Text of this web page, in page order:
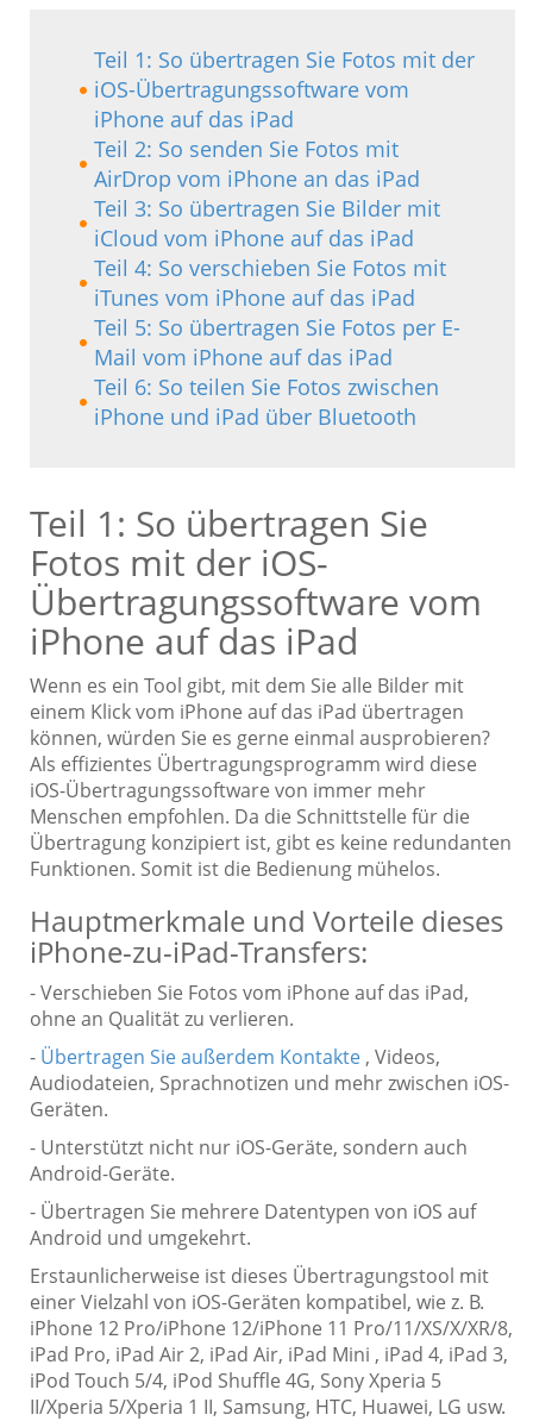
Teil 1: So übertragen Sie Fotos mit der
iOS-Übertragungssoftware vom
iPhone auf das iPad
Teil 2: So senden Sie Fotos mit
AirDrop vom iPhone an das iPad
Teil 3: So übertragen Sie Bilder mit
iCloud vom iPhone auf das iPad
Teil 4: So verschieben Sie Fotos mit
iTunes vom iPhone auf das iPad
Teil 5: So übertragen Sie Fotos per E-
Mail vom iPhone auf das iPad
Teil 6: So teilen Sie Fotos zwischen
iPhone und iPad über Bluetooth
Teil 1: So übertragen Sie
Fotos mit der iOS-
Übertragungssoftware vom
iPhone auf das iPad
Wenn es ein Tool gibt, mit dem Sie alle Bilder mit
einem Klick vom iPhone auf das iPad übertragen
können, würden Sie es gerne einmal ausprobieren?
Als effizientes Übertragungsprogramm wird diese
iOS-Übertragungssoftware von immer mehr
Menschen empfohlen. Da die Schnittstelle für die
Übertragung konzipiert ist, gibt es keine redundanten
Funktionen. Somit ist die Bedienung mühelos.
Hauptmerkmale und Vorteile dieses
iPhone-zu-iPad-Transfers:
- Verschieben Sie Fotos vom iPhone auf das iPad,
ohne an Qualität zu verlieren.
- Übertragen Sie außerdem Kontakte , Videos,
Audiodateien, Sprachnotizen und mehr zwischen iOS-
Geräten.
- Unterstützt nicht nur iOS-Geräte, sondern auch
Android-Geräte.
- Übertragen Sie mehrere Datentypen von iOS auf
Android und umgekehrt.
Erstaunlicherweise ist dieses Übertragungstool mit
einer Vielzahl von iOS-Geräten kompatibel, wie z. B.
iPhone 12 Pro/iPhone 12/iPhone 11 Pro/11/XS/X/XR/8,
iPad Pro, iPad Air 2, iPad Air, iPad Mini , iPad 4, iPad 3,
iPod Touch 5/4, iPod Shuffle 4G, Sony Xperia 5
II/Xperia 5/Xperia 1 II, Samsung, HTC, Huawei, LG usw.